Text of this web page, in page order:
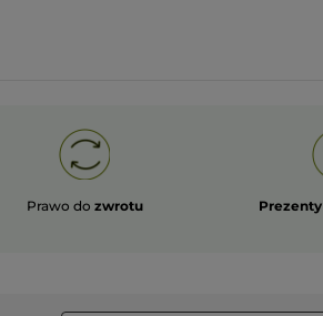
Prawo do zwrotu Prezenty